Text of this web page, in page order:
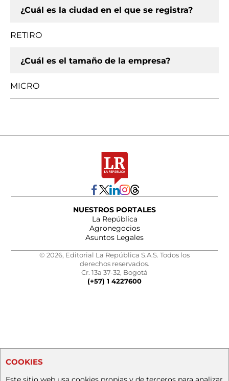
¿Cuál es la ciudad en el que se registra?
RETIRO
¿Cuál es el tamaño de la empresa?
MICRO
NUESTROS PORTALES
La República
Agronegocios
Asuntos Legales
© 2026, Editorial La República S.A.S. Todos los
derechos reservados.
Cr. 13a 37-32, Bogotá
(+57) 1 4227600
COOKIES